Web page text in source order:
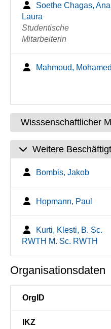
Soethe Chagas, Ana
Laura
Studentische
Mitarbeiterin
Mahmoud, Mohamed
Wisssenschaftlicher
Weitere
Bombis, Jakob
Hopmann, Paul
Kurti, Klesti, B. Sc.
RWTH M. Sc. RWTH
Organisationsdaten
OrgID
IKZ